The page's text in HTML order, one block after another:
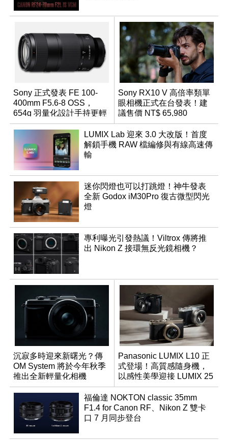
Sony 正式發表 FE 100-
400mm F5.6-8 OSS，
654g 羽量化設計手持更輕
鬆
Sony RX10 V 高倍率類單
眼相機正式在台發表！建
議售價 NT$ 65,980
LUMIX Lab 迎來 3.0 大改版！首度
解鎖手機 RAW 檔編修與有線高速傳
輸
迷你閃燈也可以打跳燈！神牛發表
全新 Godox iM30Pro 復古微型閃光
燈
專利曝光引發熱議！Viltrox 傳將推
出 Nikon Z 接環無反光鏡相機？
沉寂多時迎來新曙光？傳
OM System 將於今年秋季
推出全新輕量化相機
Panasonic LUMIX L10 正
式登場！高質感隨身機，
以感性美學迎接 LUMIX 25
週年
福倫達 NOKTON classic 35mm
F1.4 for Canon RF、Nikon Z 雙卡
口 7 月同步登台